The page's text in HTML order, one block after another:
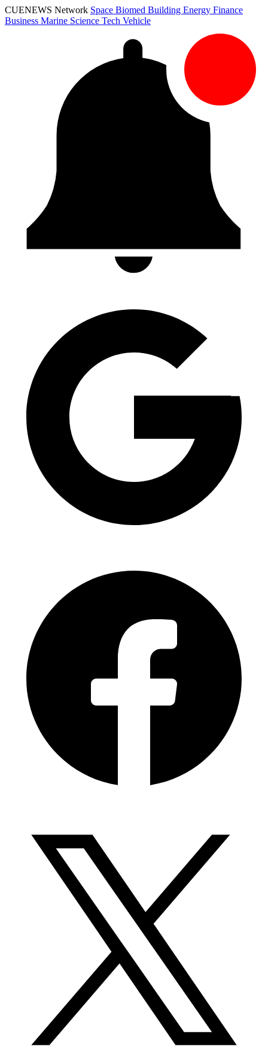
CUENEWS Network Space Biomed Building Energy Finance
Business Marine Science Tech Vehicle